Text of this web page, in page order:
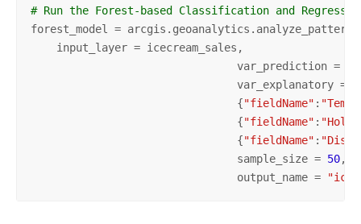
# Run the Forest-based Classification and
forest_model =
    input_layer = icecream_sales,
				var_prediction = {
var_explanatory =
				{
"fieldName" :
				{
"fieldName" :
				{
"fieldName" :
				sample_size =
50,
				output_name =